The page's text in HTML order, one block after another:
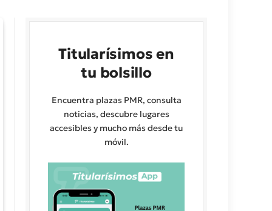
Titularísimos en
tu bolsillo
Encuentra plazas PMR, consulta
noticias, descubre lugares
accesibles y mucho más desde tu
móvil.